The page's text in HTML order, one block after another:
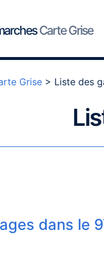
Carte Grise
Grise > Liste des
dans le